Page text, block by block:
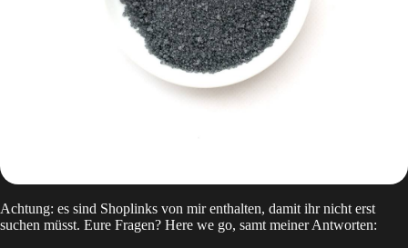
Achtung: es sind Shoplinks von mir enthalten, damit ihr nicht erst
suchen müsst. Eure Fragen? Here we go, samt meiner Antworten: